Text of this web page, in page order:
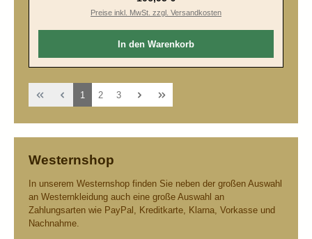
Preise inkl. MwSt. zzgl. Versandkosten
In den Warenkorb
Seite
1 Seite
2 Seite
3
Westernshop
In unserem Westernshop finden Sie neben der großen Auswahl
an Westernkleidung auch eine große Auswahl an
Zahlungsarten wie PayPal, Kreditkarte, Klarna, Vorkasse und
Nachnahme.